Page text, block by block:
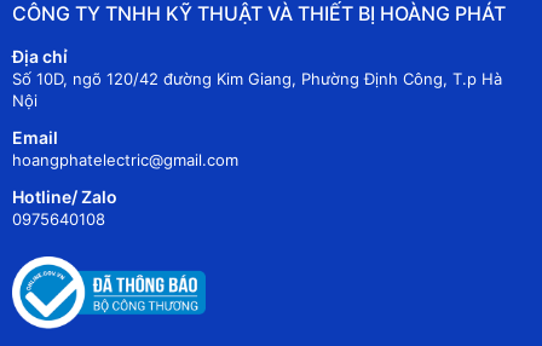
CÔNG TY TNHH KỸ THUẬT VÀ THIẾT BỊ HOÀNG PHÁT
Địa chỉ
Số 10D, ngõ 120/42 đường Kim Giang, Phường Định Công, T.p Hà
Nội
Email
hoangphatelectric@gmail.com
Hotline/ Zalo
0975640108